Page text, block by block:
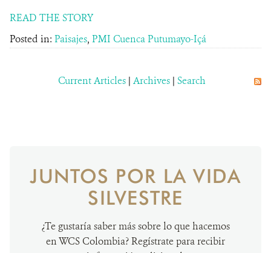
READ THE STORY
Posted in: Paisajes, PMI Cuenca Putumayo-Içá
Current Articles | Archives | Search
JUNTOS POR LA VIDA
SILVESTRE
¿Te gustaría saber más sobre lo que hacemos
en WCS Colombia? Regístrate para recibir